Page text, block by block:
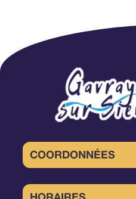
COORDONNÉES
4 Place de la Mairie
SUR-SIENNE